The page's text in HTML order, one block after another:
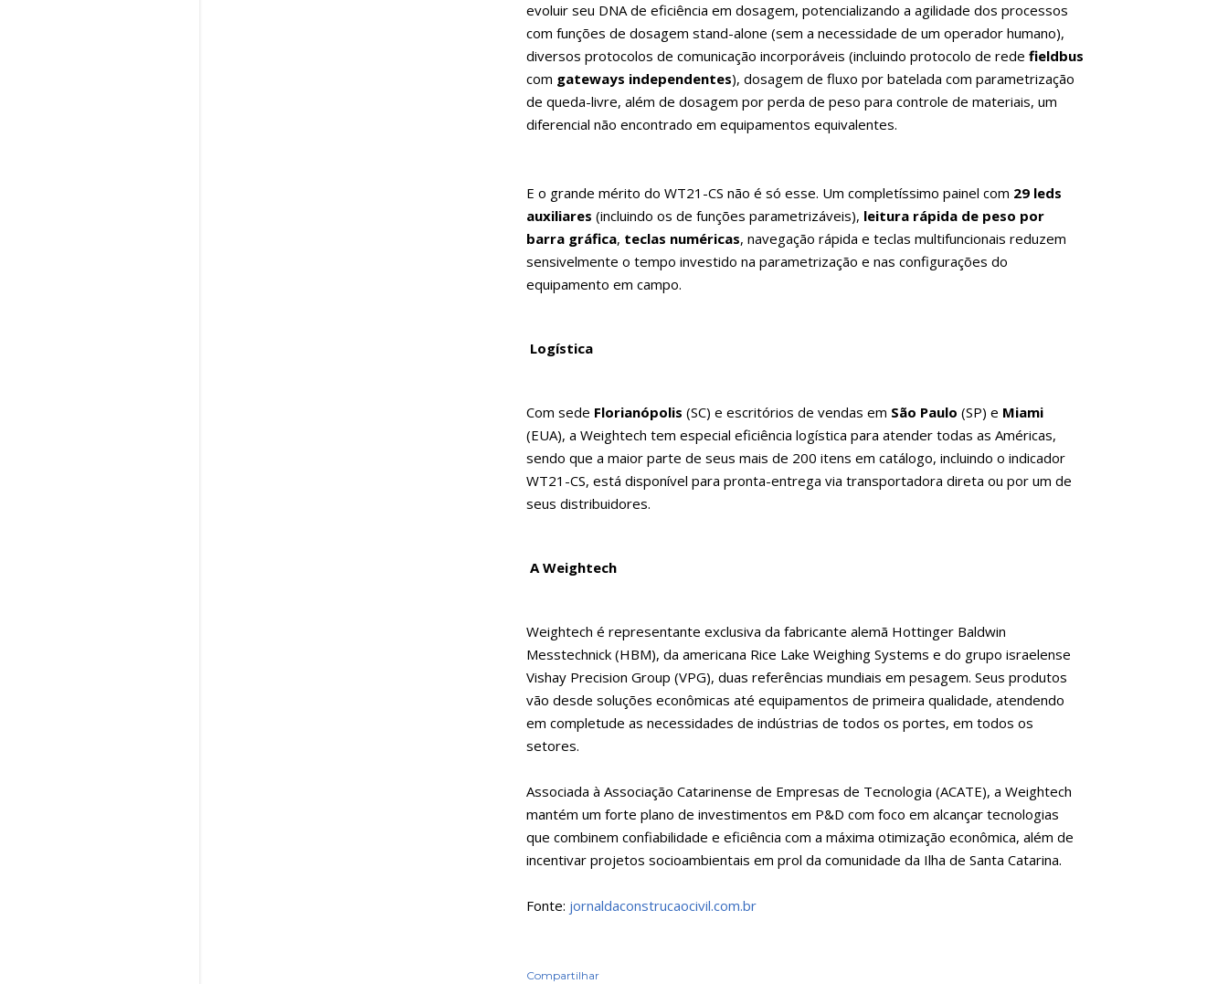
evoluir seu DNA de eficiência em dosagem, potencializando a agilidade dos processos
com funções de dosagem stand-alone (sem a necessidade de um operador humano),
diversos protocolos de comunicação incorporáveis (incluindo protocolo de rede fieldbus
com gateways independentes), dosagem de fluxo por batelada com parametrização
de queda-livre, além de dosagem por perda de peso para controle de materiais, um
diferencial não encontrado em equipamentos equivalentes.
E o grande mérito do WT21-CS não é só esse. Um completíssimo painel com 29 leds
auxiliares (incluindo os de funções parametrizáveis), leitura rápida de peso por
barra gráfica, teclas numéricas, navegação rápida e teclas multifuncionais reduzem
sensivelmente o tempo investido na parametrização e nas configurações do
equipamento em campo.
Logística
Com sede Florianópolis (SC) e escritórios de vendas em São Paulo (SP) e Miami
(EUA), a Weightech tem especial eficiência logística para atender todas as Américas,
sendo que a maior parte de seus mais de 200 itens em catálogo, incluindo o indicador
WT21-CS, está disponível para pronta-entrega via transportadora direta ou por um de
seus distribuidores.
A Weightech
Weightech é representante exclusiva da fabricante alemã Hottinger Baldwin
Messtechnick (HBM), da americana Rice Lake Weighing Systems e do grupo israelense
Vishay Precision Group (VPG), duas referências mundiais em pesagem. Seus produtos
vão desde soluções econômicas até equipamentos de primeira qualidade, atendendo
em completude as necessidades de indústrias de todos os portes, em todos os
setores.
Associada à Associação Catarinense de Empresas de Tecnologia (ACATE), a Weightech
mantém um forte plano de investimentos em P&D com foco em alcançar tecnologias
que combinem confiabilidade e eficiência com a máxima otimização econômica, além de
incentivar projetos socioambientais em prol da comunidade da Ilha de Santa Catarina.
Fonte: jornaldaconstrucaocivil.com.br
Compartilhar